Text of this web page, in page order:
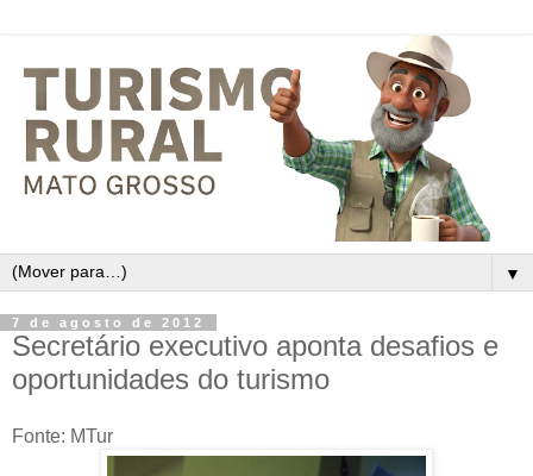
▼
7 de agosto de 2012
Secretário executivo aponta desafios e
oportunidades do turismo
Fonte: MTur